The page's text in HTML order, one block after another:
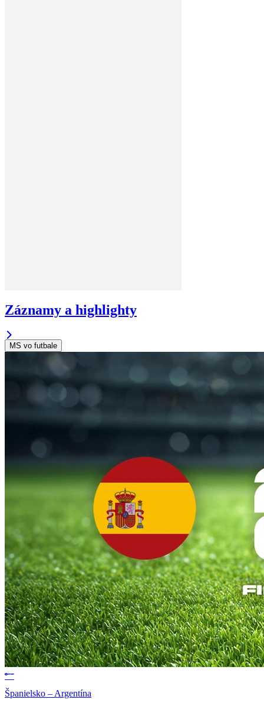
Záznamy a highlighty
MS vo futbale
Španielsko – Argentína